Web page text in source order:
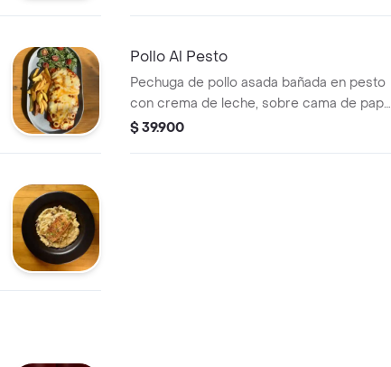
parmessano.
Pollo Al Pesto
Pechuga de pollo asada bañada en pesto
con crema de leche, sobre cama de papa
rustica y tomate cherry, finalizada con
$ 39.900